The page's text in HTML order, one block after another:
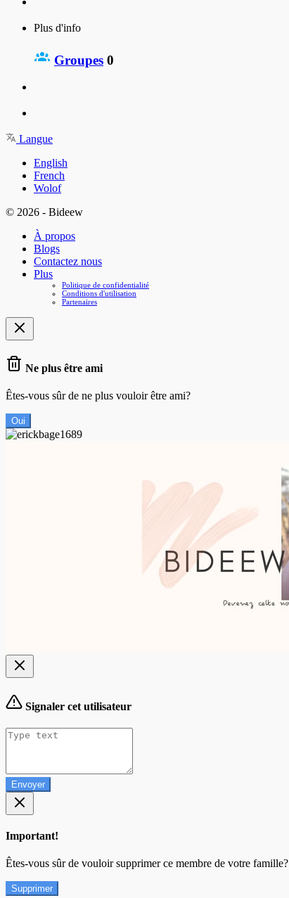
Plus d'info
Groupes 0
Langue
English
French
Wolof
© 2026 - Bideew
À propos
Blogs
Contactez nous
Plus
Politique de confidentialité
Conditions d'utilisation
Partenaires
Ne plus être ami
Êtes-vous sûr de ne plus vouloir être ami?
Oui
Signaler cet utilisateur
Envoyer
Important!
Êtes-vous sûr de vouloir supprimer ce membre de votre famille?
Supprimer